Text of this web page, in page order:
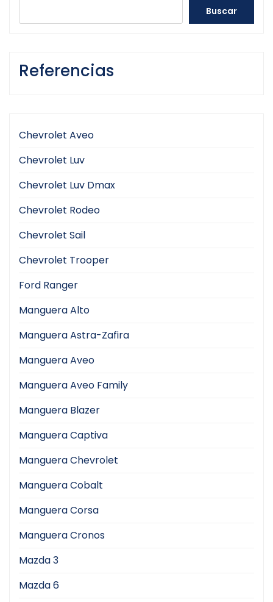
Buscar
Referencias
Chevrolet Aveo
Chevrolet Luv
Chevrolet Luv Dmax
Chevrolet Rodeo
Chevrolet Sail
Chevrolet Trooper
Ford Ranger
Manguera Alto
Manguera Astra-Zafira
Manguera Aveo
Manguera Aveo Family
Manguera Blazer
Manguera Captiva
Manguera Chevrolet
Manguera Cobalt
Manguera Corsa
Manguera Cronos
Mazda 3
Mazda 6